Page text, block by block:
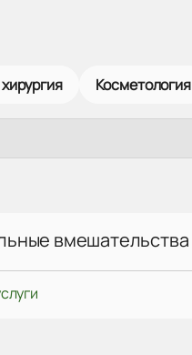
Косметология
вмешательства